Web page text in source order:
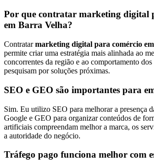
Por que contratar marketing digital
em Barra Velha?
Contratarmarketing digital para comércio
permite criar uma estratégia mais alinhada ao
concorrentes da região e ao comportamento
pesquisam por soluções próximas.
SEO e GEO são importantes para
Sim. Eu utilizo SEO para melhorar a presença
Google e GEO para organizar conteúdos de
artificiais compreendam melhor a marca, os
a autoridade do negócio.
Tráfego pago funciona melhor com